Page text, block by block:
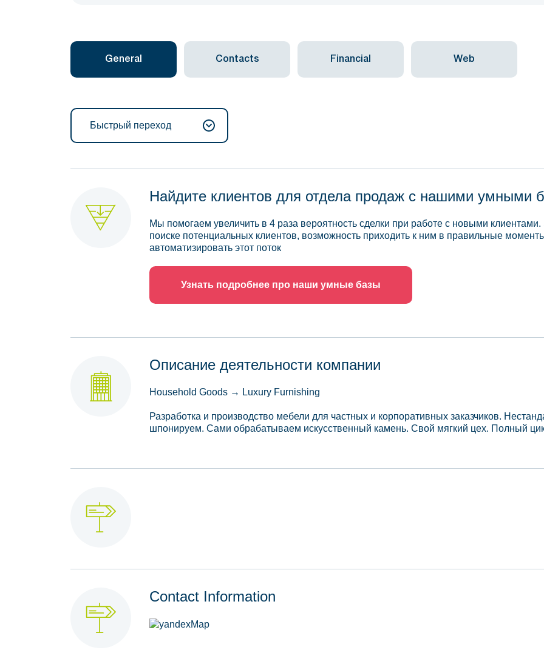
General Contacts Financial Web
Быстрый переход
Найдите клиентов для отдела продаж с нашими умными
Мы помогаем увеличить в 4 раза вероятность сделки при работе с новыми
поиске потенциальных клиентов, возможность приходить к ним в правильные
автоматизировать этот поток
Узнать подробнее про наши умные базы
Описание деятельности компании
Household Goods → Luxury Furnishing
Разработка и производство мебели для частных и корпоративных заказчиков.
шпонируем. Сами обрабатываем искусственный камень. Свой мягкий цех. Полный
Contact Information